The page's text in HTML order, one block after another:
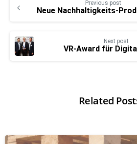
Previous post
Next post
VR-Award für
Related